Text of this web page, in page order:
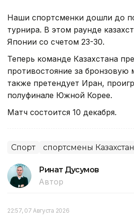
Наши спортсменки дошли до
турнира. В этом раунде
Японии со счетом 23-30.
Теперь команде Казахстана
противостояние за бронзовую
также претендует Иран,
полуфинале Южной Корее.
Матч состоится 10 декабря.
Спорт спортсмены
Ринат Дусумов
Автор
22:57, 07 Августа 2026